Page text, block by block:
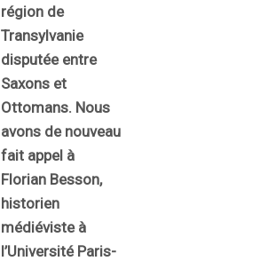
région de
Transylvanie
disputée entre
Saxons et
Ottomans. Nous
avons de nouveau
fait appel à
Florian Besson,
historien
médiéviste à
l’Université Paris-